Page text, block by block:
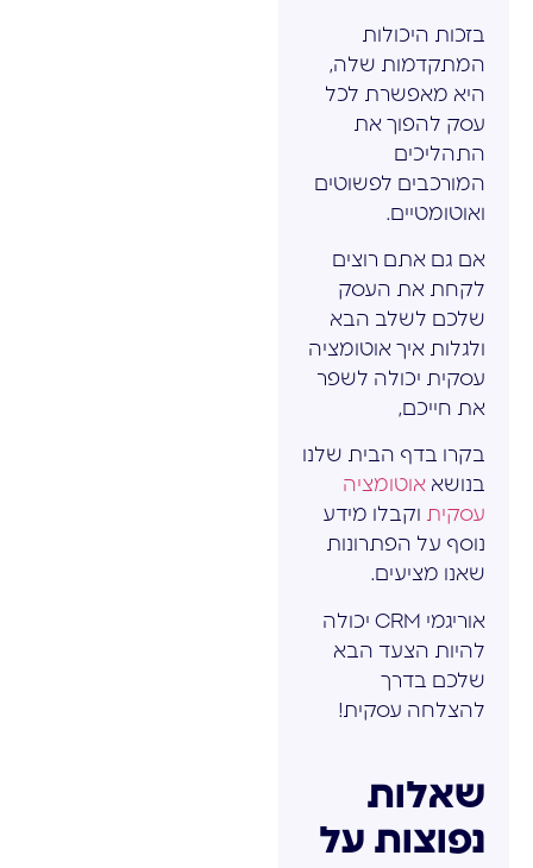
בזכות היכולות
המתקדמות שלה,
היא מאפשרת לכל
עסק להפוך את
התהליכים
המורכבים לפשוטים
ואוטומטיים.
אם גם אתם רוצים
לקחת את העסק
שלכם לשלב הבא
ולגלות איך אוטומציה
עסקית יכולה לשפר
את חייכם,
בקרו בדף הבית שלנו
בנושא אוטומציה
עסקית וקבלו מידע
נוסף על הפתרונות
שאנו מציעים.
אוריגמי CRM יכולה
להיות הצעד הבא
שלכם בדרך
להצלחה עסקית!
שאלות
נפוצות על